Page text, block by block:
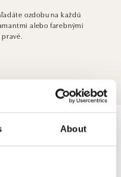
About
ozdobu na každú
alebo farebnými
FILTER